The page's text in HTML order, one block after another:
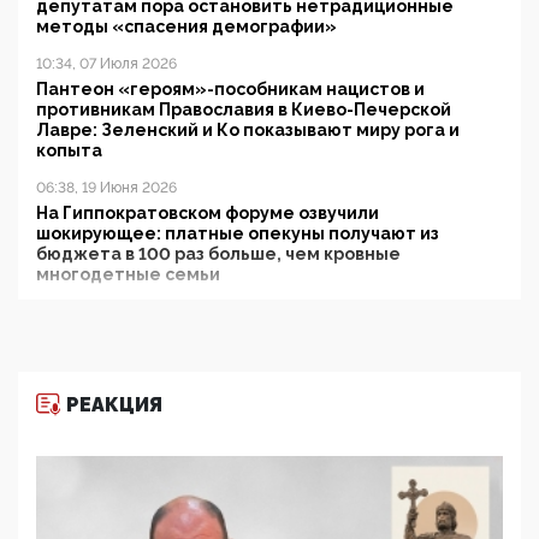
депутатам пора остановить нетрадиционные
методы «спасения демографии»
10:34, 07 Июля 2026
Пантеон «героям»-пособникам нацистов и
противникам Православия в Киево-Печерской
Лавре: Зеленский и Ко показывают миру рога и
копыта
06:38, 19 Июня 2026
На Гиппократовском форуме озвучили
шокирующее: платные опекуны получают из
бюджета в 100 раз больше, чем кровные
многодетные семьи
11:53, 09 Июня 2026
деятельность ИИТО ЮНЕСКО в России, но
цифроглобалисты продолжают определять
повестку в образовании
РЕАКЦИЯ